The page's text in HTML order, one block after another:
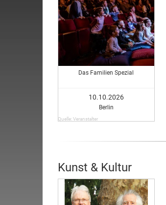
Das Familien Spezial
10.10.2026
Berlin
Quelle: Veranstalter
Kunst & Kultur